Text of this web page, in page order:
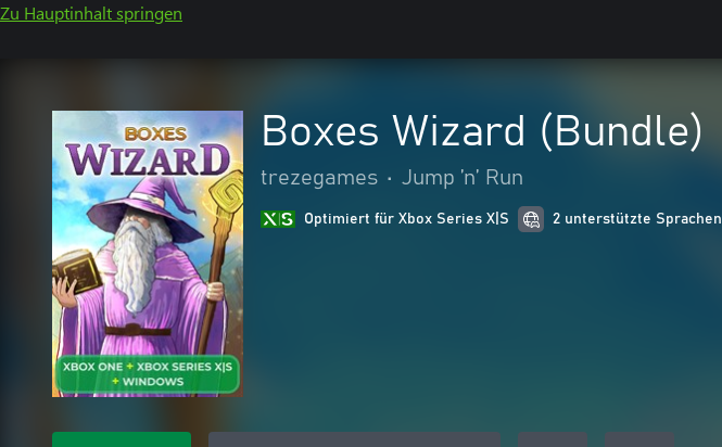
Zu Hauptinhalt springen
Boxes Wizard (Bundle)
trezegames • Jump ’n’ Run
Optimiert für Xbox Series X|S 2 unterstützte Sprachen